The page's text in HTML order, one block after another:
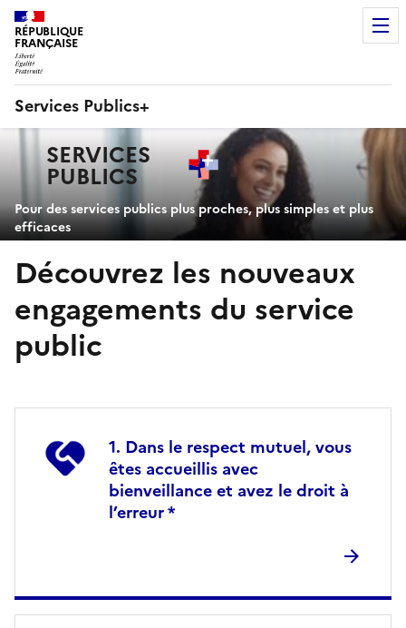
RÉPUBLIQUE
FRANÇAISE
Services Publics+
principaleSERVICES
PUBLICS+
Pour des services publics plus proches, plus simples et plus
efficaces
Découvrez les nouveaux
engagements du service
public
Dans le respect mutuel, vous
êtes accueillis avec
bienveillance et avez le droit à
l’erreur *